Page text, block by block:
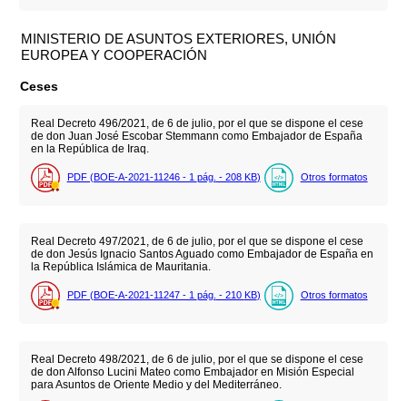
MINISTERIO DE ASUNTOS EXTERIORES, UNIÓN
EUROPEA Y COOPERACIÓN
Ceses
Real Decreto 496/2021, de 6 de julio, por el que se dispone el cese
de don Juan José Escobar Stemmann como Embajador de España
en la República de Iraq.
PDF (BOE-A-2021-11246 - 1 pág. - 208 KB) Otros formatos
Real Decreto 497/2021, de 6 de julio, por el que se dispone el cese
de don Jesús Ignacio Santos Aguado como Embajador de España en
la República Islámica de Mauritania.
PDF (BOE-A-2021-11247 - 1 pág. - 210 KB) Otros formatos
Real Decreto 498/2021, de 6 de julio, por el que se dispone el cese
de don Alfonso Lucini Mateo como Embajador en Misión Especial
para Asuntos de Oriente Medio y del Mediterráneo.